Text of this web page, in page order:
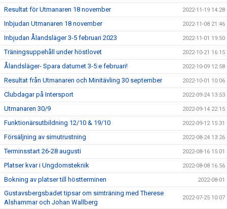
Resultat för Utmanaren 18 november 2022-11-19 14:28
Inbjudan Utmanaren 18 november 2022-11-08 21:46
Inbjudan Ålandsläger 3-5 februari 2023 2022-11-01 19:50
Träningsuppehåll under höstlovet 2022-10-21 16:15
Ålandsläger- Spara datumet 3-5:e februari! 2022-10-09 12:58
Resultat från Utmanaren och Minitävling 30 september 2022-10-01 10:06
Clubdagar på Intersport 2022-09-24 13:53
Utmanaren 30/9 2022-09-14 22:15
Funktionärsutbildning 12/10 & 19/10 2022-09-12 15:31
Försäljning av simutrustning 2022-08-24 13:26
Terminsstart 26-28 augusti 2022-08-16 15:01
Platser kvar i Ungdomsteknik 2022-08-08 16:56
Bokning av platser till höstterminen 2022-08-01
Gustavsbergsbadet tipsar om simträning med Therese
Alshammar och Johan Wallberg
2022-07-25 10:07